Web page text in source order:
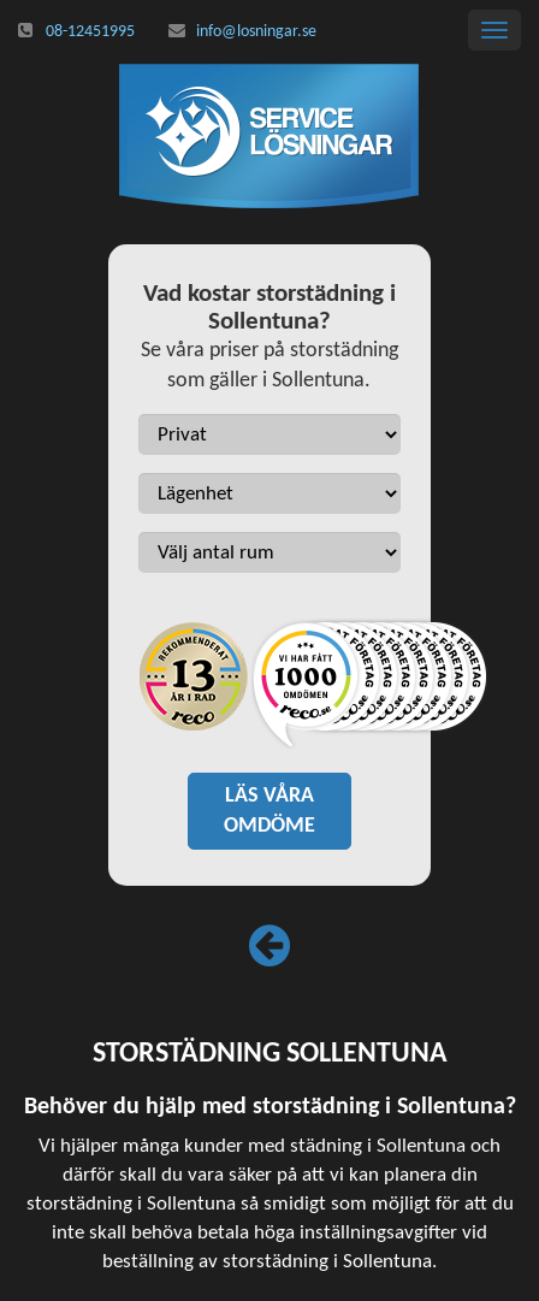
08-12451995 info@losningar.se
Vad kostar storstädning i
Sollentuna?
Se våra priser på storstädning
som gäller i Sollentuna.
LÄS VÅRA
OMDÖME
STORSTÄDNING SOLLENTUNA
Behöver du hjälp med storstädning i Sollentuna?
Vi hjälper många kunder med städning i Sollentuna och
därför skall du vara säker på att vi kan planera din
storstädning i Sollentuna så smidigt som möjligt för att du
inte skall behöva betala höga inställningsavgifter vid
beställning av storstädning i Sollentuna.